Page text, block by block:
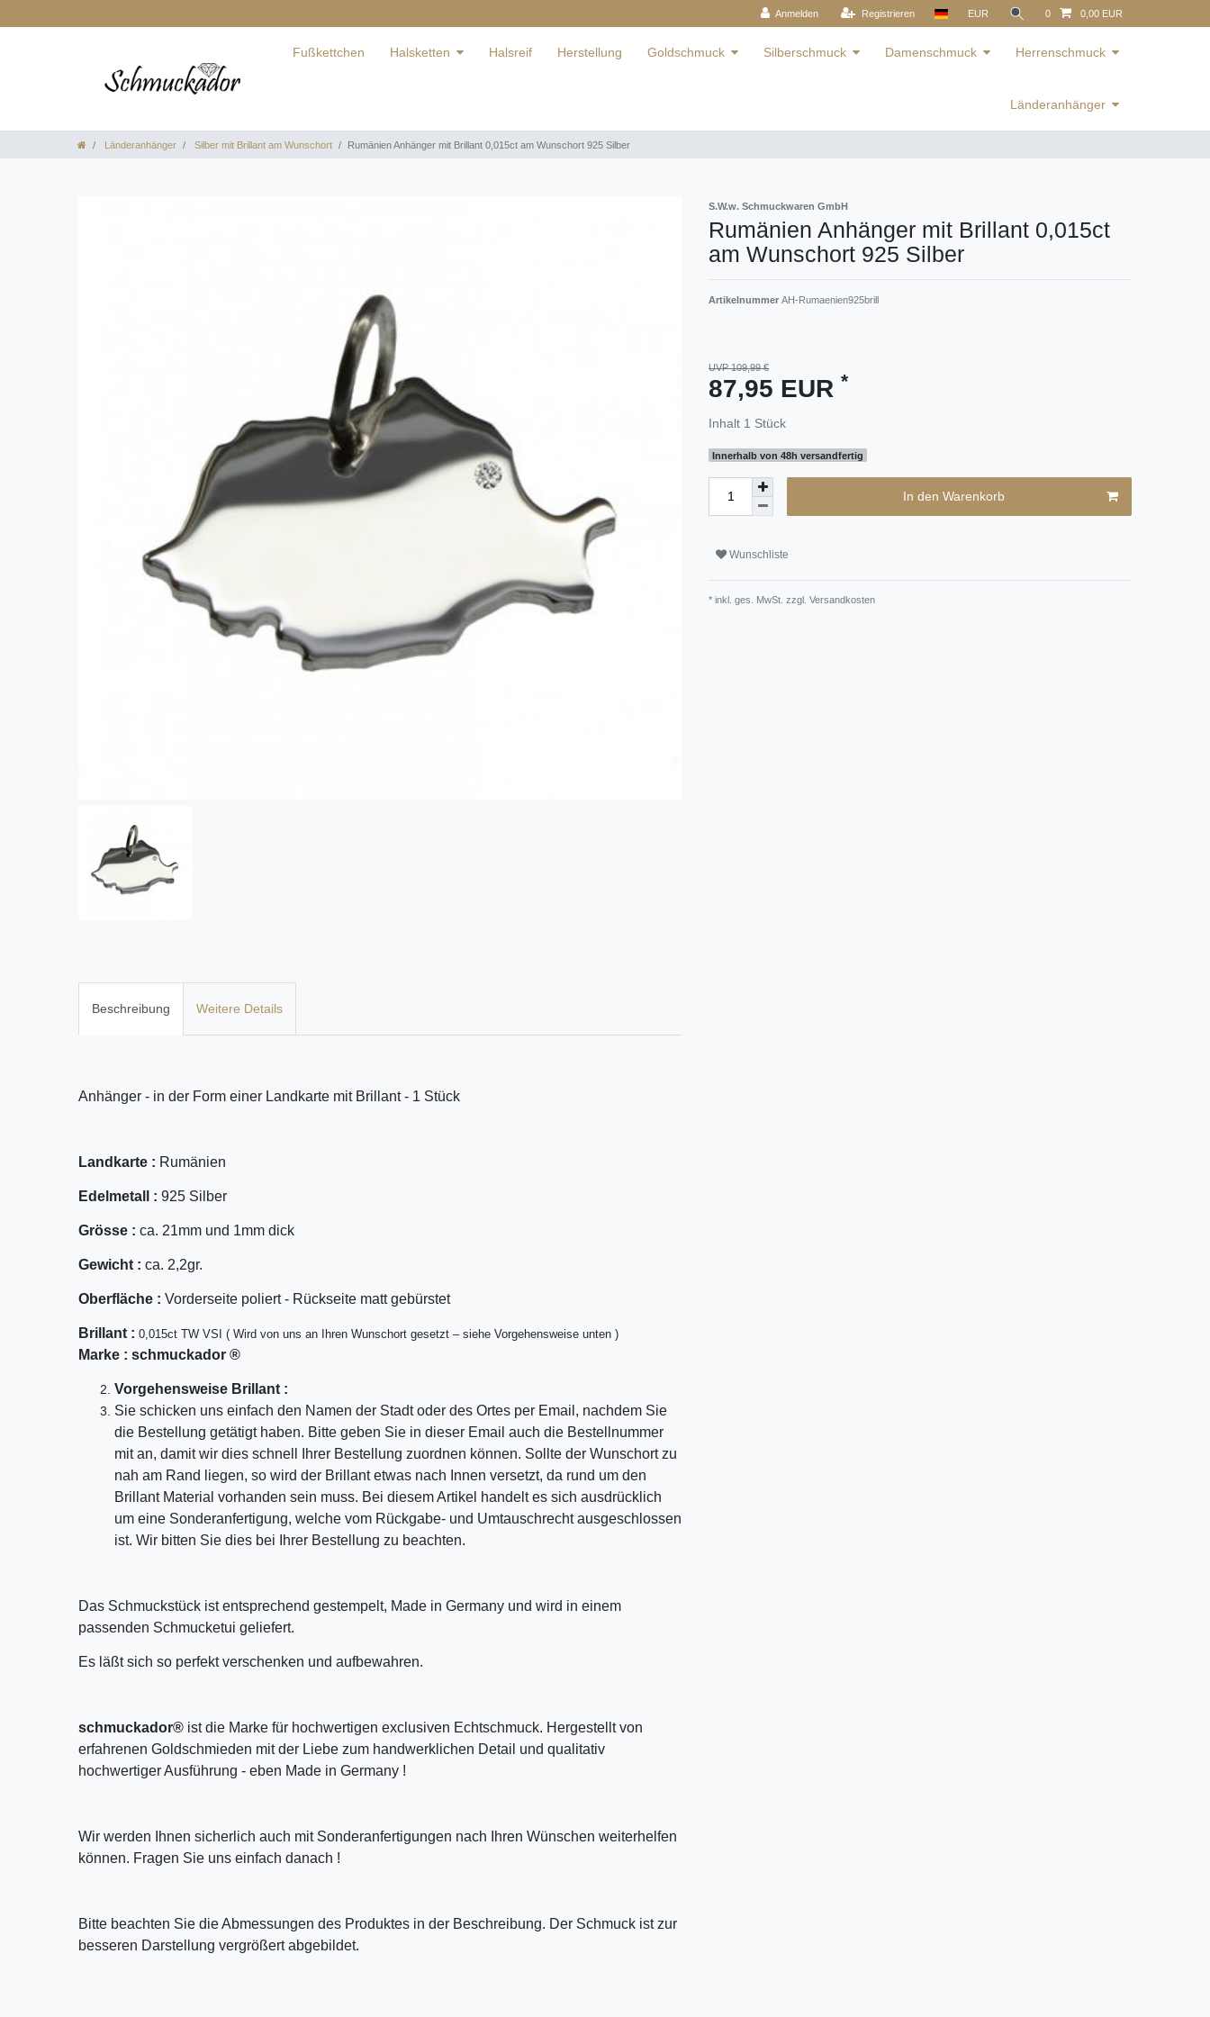
Anmelden Registrieren EUR 0 0,00 EUR
Fußkettchen Halsketten Halsreif Herstellung Goldschmuck Silberschmuck Damenschmuck Herrenschmuck
Länderanhänger
Länderanhänger Silber mit Brillant am Wunschort Rumänien Anhänger mit Brillant 0,015ct am Wunschort 925 Silber
S.W.w. Schmuckwaren GmbH
Rumänien Anhänger mit Brillant 0,015ct
am Wunschort 925 Silber
Artikelnummer AH-Rumaenien925brill
UVP 109,99 €
87,95 EUR *
Inhalt 1 Stück
Innerhalb von 48h versandfertig
In den Warenkorb
Wunschliste
* inkl. ges. MwSt. zzgl. Versandkosten
Beschreibung Weitere Details
Anhänger - in der Form einer Landkarte mit Brillant - 1 Stück
Landkarte : Rumänien
Edelmetall : 925 Silber
Grösse : ca. 21mm und 1mm dick
Gewicht : ca. 2,2gr.
Oberfläche : Vorderseite poliert - Rückseite matt gebürstet
Bril lant : 0,015ct TW VSI ( Wird von uns an Ihren Wunschort gesetzt – siehe Vorgehensweise unten )
Marke : schmuckador ®
Vorgehensweise Brillant :
Sie schicken uns einfach den Namen der Stadt oder des Ortes per Email, nachdem Sie
die Bestellung getätigt haben. Bitte geben Sie in dieser Email auch die Bestellnummer
mit an, damit wir dies schnell Ihrer Bestellung zuordnen können. Sollte der Wunschort zu
nah am Rand liegen, so wird der Brillant etwas nach Innen versetzt, da rund um den
Brillant Material vorhanden sein muss. Bei diesem Artikel handelt es sich ausdrücklich
um eine Sonderanfertigung, welche vom Rückgabe- und Umtauschrecht ausgeschlossen
ist. Wir bitten Sie dies bei Ihrer Bestellung zu beachten.
Das Schmuckstück ist entsprechend gestempelt, Made in Germany und wird in einem
passenden Schmucketui geliefert.
Es läßt sich so perfekt verschenken und aufbewahren.
schmuckador® ist die Marke für hochwertigen exclusiven Echtschmuck. Hergestellt von
erfahrenen Goldschmieden mit der Liebe zum handwerklichen Detail und qualitativ
hochwertiger Ausführung - eben Made in Germany !
Wir werden Ihnen sicherlich auch mit Sonderanfertigungen nach Ihren Wünschen weiterhelfen
können. Fragen Sie uns einfach danach !
Bitte beachten Sie die Abmessungen des Produktes in der Beschreibung. Der Schmuck ist zur
besseren Darstellung vergrößert abgebildet.